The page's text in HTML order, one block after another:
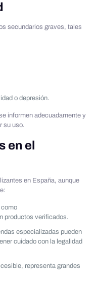
secundarios graves, tales
o depresión.
informen adecuadamente y
su uso.
en el
en España, aunque
productos verificados.
especializadas pueden
cuidado con la legalidad
representa grandes